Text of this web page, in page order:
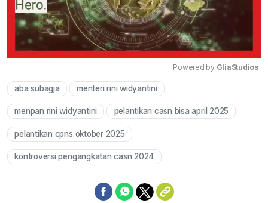
Powered by GliaStudios
aba subagja menteri rini widyantini
menpan rini widyantini pelantikan casn bisa april 2025
pelantikan cpns oktober 2025
kontroversi pengangkatan casn 2024